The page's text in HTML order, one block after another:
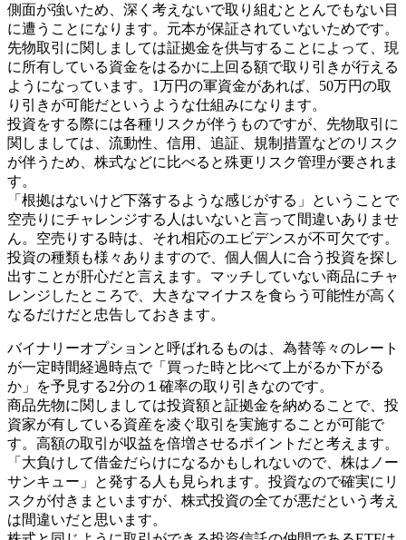
側面が強いため、深く考えないで取り組むととんでもない目
に遭うことになります。元本が保証されていないためです。
先物取引に関しましては証拠金を供与することによって、現
に所有している資金をはるかに上回る額で取り引きが行える
ようになっています。1万円の軍資金があれば、50万円の取
り引きが可能だというような仕組みになります。
投資をする際には各種リスクが伴うものですが、先物取引に
関しましては、流動性、信用、追証、規制措置などのリスク
が伴うため、株式などに比べると殊更リスク管理が要されま
す。
「根拠はないけど下落するような感じがする」ということで
空売りにチャレンジする人はいないと言って間違いありませ
ん。空売りする時は、それ相応のエビデンスが不可欠です。
投資の種類も様々ありますので、個人個人に合う投資を探し
出すことが肝心だと言えます。マッチしていない商品にチャ
レンジしたところで、大きなマイナスを食らう可能性が高く
なるだけだと忠告しておきます。
バイナリーオプションと呼ばれるものは、為替等々のレート
が一定時間経過時点で「買った時と比べて上がるか下がる
か」を予見する2分の１確率の取り引きなのです。
商品先物に関しましては投資額と証拠金を納めることで、投
資家が有している資産を凌ぐ取引を実施することが可能で
す。高額の取引が収益を倍増させるポイントだと考えます。
「大負けして借金だらけになるかもしれないので、株はノー
サンキュー」と発する人も見られます。投資なので確実にリ
スクが付きまといますが、株式投資の全てが悪だという考え
は間違いだと思います。